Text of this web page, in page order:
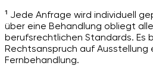
¹ Jede Anfrage wird individuell
über eine Behandlung obliegt
berufsrechtlichen Standards. Es
Rechtsanspruch auf Ausstellung
Fernbehandlung.